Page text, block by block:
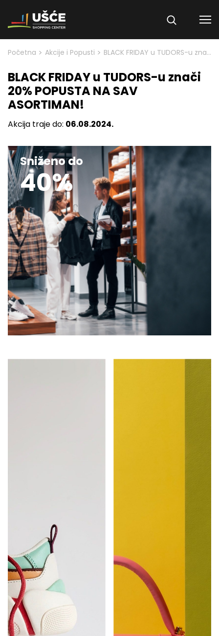
Skip to content
Početna > Akcije i Popusti > BLACK FRIDAY u TUDORS-u znači 20% POPUSTA NA SAV ASORTIMAN!
BLACK FRIDAY u TUDORS-u znači
20% POPUSTA NA SAV
ASORTIMAN!
Akcija traje do: 06.08.2024.
Sniženo do
40%